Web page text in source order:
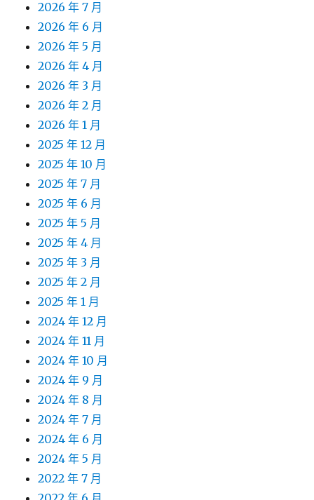
2026 年 7 月
2026 年 6 月
2026 年 5 月
2026 年 4 月
2026 年 3 月
2026 年 2 月
2026 年 1 月
2025 年 12 月
2025 年 10 月
2025 年 7 月
2025 年 6 月
2025 年 5 月
2025 年 4 月
2025 年 3 月
2025 年 2 月
2025 年 1 月
2024 年 12 月
2024 年 11 月
2024 年 10 月
2024 年 9 月
2024 年 8 月
2024 年 7 月
2024 年 6 月
2024 年 5 月
2022 年 7 月